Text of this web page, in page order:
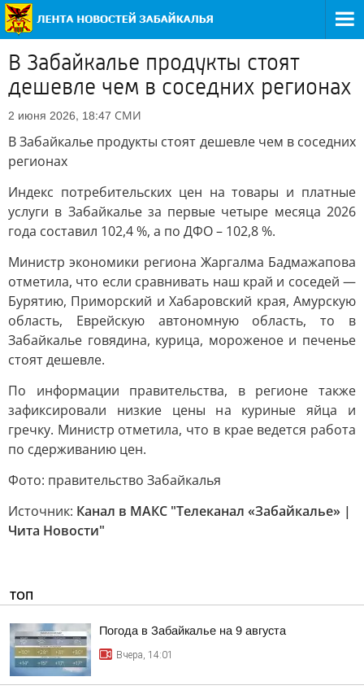
В Забайкалье продукты стоят
дешевле чем в соседних регионах
2 июня 2026, 18:47 СМИ
В Забайкалье продукты стоят дешевле чем в соседних
регионах
Индекс потребительских цен на товары и платные
услуги в Забайкалье за первые четыре месяца 2026
года составил 102,4 %, а по ДФО – 102,8 %.
Министр экономики региона Жаргалма Бадмажапова
отметила, что если сравнивать наш край и соседей —
Бурятию, Приморский и Хабаровский края, Амурскую
область, Еврейскую автономную область, то в
Забайкалье говядина, курица, мороженое и печенье
стоят дешевле.
По информации правительства, в регионе также
зафиксировали низкие цены на куриные яйца и
гречку. Министр отметила, что в крае ведется работа
по сдерживанию цен.
Фото: правительство Забайкалья
Источник: Канал в МАКС "Телеканал «Забайкалье» |
Чита Новости"
ТОП
Погода в Забайкалье на 9 августа
Вчера, 14:01